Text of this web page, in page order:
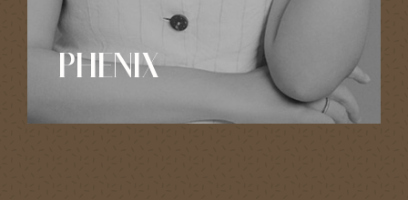
PHENIX